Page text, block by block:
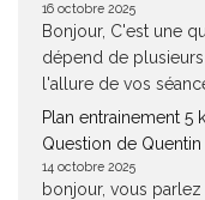
16 octobre 2025
Bonjour, C'est une
dépend de
l'allure de vos
Plan entrainement 5
Question de Quentin
14 octobre 2025
bonjour, vous